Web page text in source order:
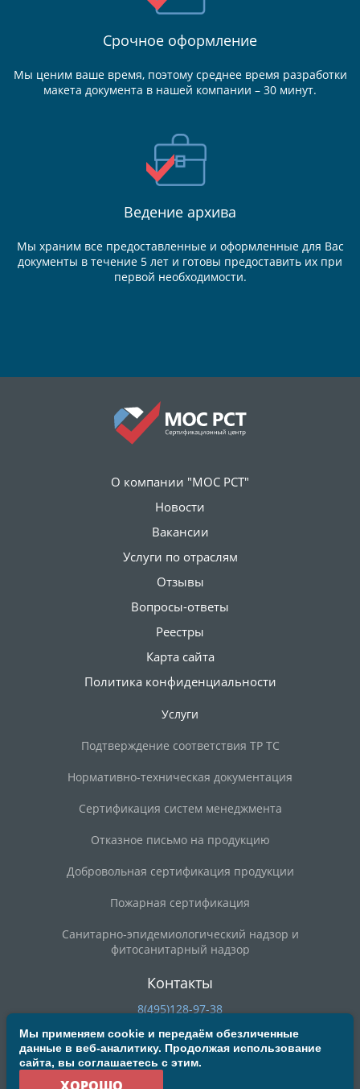
Срочное оформление
Мы ценим ваше время, поэтому среднее время разработки
макета документа в нашей компании – 30 минут.
Ведение архива
Мы храним все предоставленные и оформленные для Вас
документы в течение 5 лет и готовы предоставить их при
первой необходимости.
О компании "МОС РСТ"
Новости
Вакансии
Услуги по отраслям
Отзывы
Вопросы-ответы
Реестры
Карта сайта
Политика конфиденциальности
Услуги
Подтверждение соответствия ТР ТС
Нормативно-техническая документация
Сертификация систем менеджмента
Отказное письмо на продукцию
Добровольная сертификация продукции
Пожарная сертификация
Санитарно-эпидемиологический надзор и
фитосанитарный надзор
Контакты
8(495)128-97-38
8(800)200-90-59
deal@mosrst.ru
ул. Новая Басманная, д. 23Б, строение 20, офис 304/3
Мы применяем cookie и передаём обезличенные
данные в веб-аналитику. Продолжая использование
сайта, вы соглашаетесь с этим.